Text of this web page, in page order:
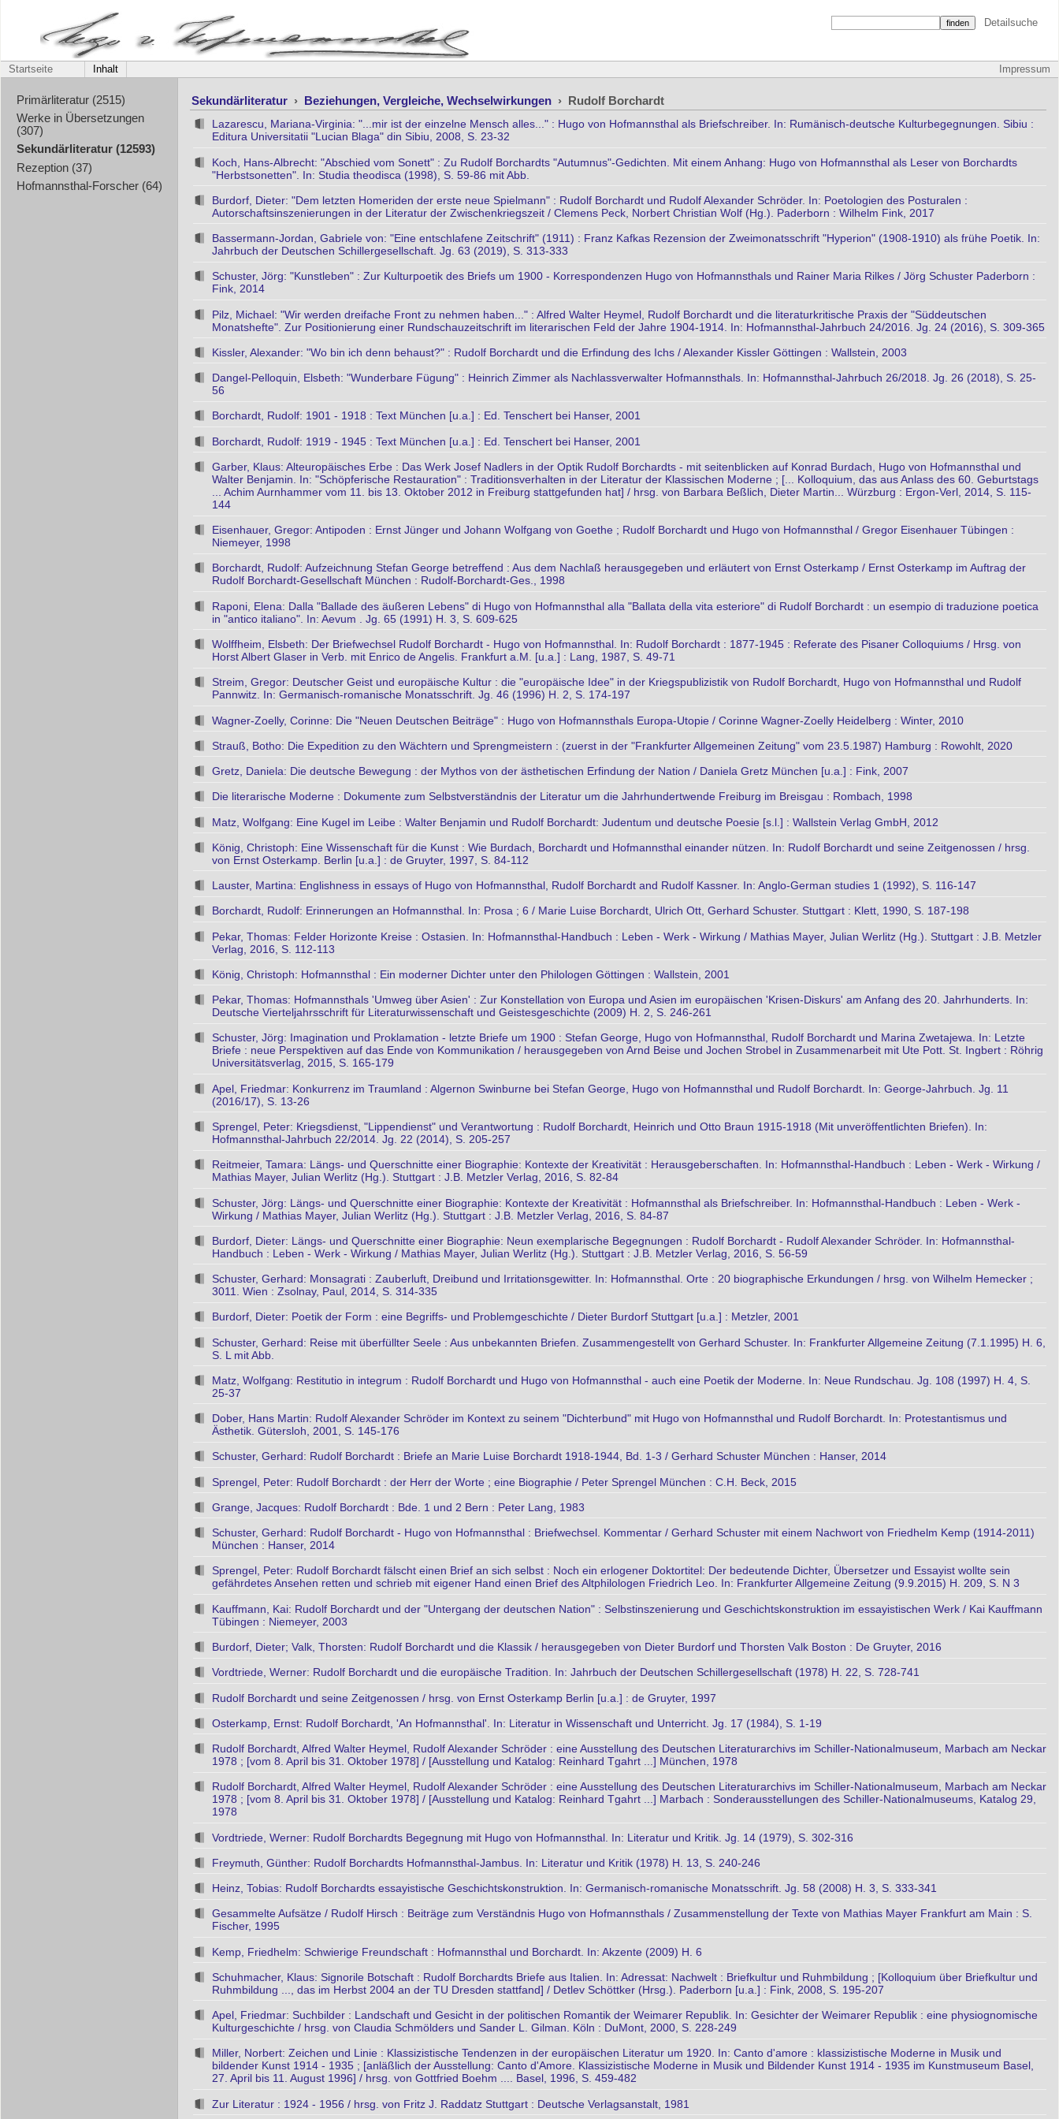
Detailsuche
Impressum
Startseite Inhalt
Primärliteratur (2515)
Werke in Übersetzungen
(307)
Sekundärliteratur (12593)
Rezeption (37)
Hofmannsthal-Forscher (64)
Sekundärliteratur › Beziehungen, Vergleiche, Wechselwirkungen › Rudolf Borchardt
Lazarescu, Mariana-Virginia: "...mir ist der einzelne Mensch alles..." : Hugo von Hofmannsthal als Briefschreiber. In: Rumänisch-deutsche Kulturbegegnungen. Sibiu :
Editura Universitatii "Lucian Blaga" din Sibiu, 2008, S. 23-32
Koch, Hans-Albrecht: "Abschied vom Sonett" : Zu Rudolf Borchardts "Autumnus"-Gedichten. Mit einem Anhang: Hugo von Hofmannsthal als Leser von Borchardts
"Herbstsonetten". In: Studia theodisca (1998), S. 59-86 mit Abb.
Burdorf, Dieter: "Dem letzten Homeriden der erste neue Spielmann" : Rudolf Borchardt und Rudolf Alexander Schröder. In: Poetologien des Posturalen :
Autorschaftsinszenierungen in der Literatur der Zwischenkriegszeit / Clemens Peck, Norbert Christian Wolf (Hg.). Paderborn : Wilhelm Fink, 2017
Bassermann-Jordan, Gabriele von: "Eine entschlafene Zeitschrift" (1911) : Franz Kafkas Rezension der Zweimonatsschrift "Hyperion" (1908-1910) als frühe Poetik. In:
Jahrbuch der Deutschen Schillergesellschaft. Jg. 63 (2019), S. 313-333
Schuster, Jörg: "Kunstleben" : Zur Kulturpoetik des Briefs um 1900 - Korrespondenzen Hugo von Hofmannsthals und Rainer Maria Rilkes / Jörg Schuster Paderborn :
Fink, 2014
Pilz, Michael: "Wir werden dreifache Front zu nehmen haben..." : Alfred Walter Heymel, Rudolf Borchardt und die literaturkritische Praxis der "Süddeutschen
Monatshefte". Zur Positionierung einer Rundschauzeitschrift im literarischen Feld der Jahre 1904-1914. In: Hofmannsthal-Jahrbuch 24/2016. Jg. 24 (2016), S. 309-365
Kissler, Alexander: "Wo bin ich denn behaust?" : Rudolf Borchardt und die Erfindung des Ichs / Alexander Kissler Göttingen : Wallstein, 2003
Dangel-Pelloquin, Elsbeth: "Wunderbare Fügung" : Heinrich Zimmer als Nachlassverwalter Hofmannsthals. In: Hofmannsthal-Jahrbuch 26/2018. Jg. 26 (2018), S. 25-
56
Borchardt, Rudolf: 1901 - 1918 : Text München [u.a.] : Ed. Tenschert bei Hanser, 2001
Borchardt, Rudolf: 1919 - 1945 : Text München [u.a.] : Ed. Tenschert bei Hanser, 2001
Garber, Klaus: Alteuropäisches Erbe : Das Werk Josef Nadlers in der Optik Rudolf Borchardts - mit seitenblicken auf Konrad Burdach, Hugo von Hofmannsthal und
Walter Benjamin. In: "Schöpferische Restauration" : Traditionsverhalten in der Literatur der Klassischen Moderne ; [... Kolloquium, das aus Anlass des 60. Geburtstags
... Achim Aurnhammer vom 11. bis 13. Oktober 2012 in Freiburg stattgefunden hat] / hrsg. von Barbara Beßlich, Dieter Martin... Würzburg : Ergon-Verl, 2014, S. 115-
144
Eisenhauer, Gregor: Antipoden : Ernst Jünger und Johann Wolfgang von Goethe ; Rudolf Borchardt und Hugo von Hofmannsthal / Gregor Eisenhauer Tübingen :
Niemeyer, 1998
Borchardt, Rudolf: Aufzeichnung Stefan George betreffend : Aus dem Nachlaß herausgegeben und erläutert von Ernst Osterkamp / Ernst Osterkamp im Auftrag der
Rudolf Borchardt-Gesellschaft München : Rudolf-Borchardt-Ges., 1998
Raponi, Elena: Dalla "Ballade des äußeren Lebens" di Hugo von Hofmannsthal alla "Ballata della vita esteriore" di Rudolf Borchardt : un esempio di traduzione poetica
in "antico italiano". In: Aevum . Jg. 65 (1991) H. 3, S. 609-625
Wolffheim, Elsbeth: Der Briefwechsel Rudolf Borchardt - Hugo von Hofmannsthal. In: Rudolf Borchardt : 1877-1945 : Referate des Pisaner Colloquiums / Hrsg. von
Horst Albert Glaser in Verb. mit Enrico de Angelis. Frankfurt a.M. [u.a.] : Lang, 1987, S. 49-71
Streim, Gregor: Deutscher Geist und europäische Kultur : die "europäische Idee" in der Kriegspublizistik von Rudolf Borchardt, Hugo von Hofmannsthal und Rudolf
Pannwitz. In: Germanisch-romanische Monatsschrift. Jg. 46 (1996) H. 2, S. 174-197
Wagner-Zoelly, Corinne: Die "Neuen Deutschen Beiträge" : Hugo von Hofmannsthals Europa-Utopie / Corinne Wagner-Zoelly Heidelberg : Winter, 2010
Strauß, Botho: Die Expedition zu den Wächtern und Sprengmeistern : (zuerst in der "Frankfurter Allgemeinen Zeitung" vom 23.5.1987) Hamburg : Rowohlt, 2020
Gretz, Daniela: Die deutsche Bewegung : der Mythos von der ästhetischen Erfindung der Nation / Daniela Gretz München [u.a.] : Fink, 2007
Die literarische Moderne : Dokumente zum Selbstverständnis der Literatur um die Jahrhundertwende Freiburg im Breisgau : Rombach, 1998
Matz, Wolfgang: Eine Kugel im Leibe : Walter Benjamin und Rudolf Borchardt: Judentum und deutsche Poesie [s.l.] : Wallstein Verlag GmbH, 2012
König, Christoph: Eine Wissenschaft für die Kunst : Wie Burdach, Borchardt und Hofmannsthal einander nützen. In: Rudolf Borchardt und seine Zeitgenossen / hrsg.
von Ernst Osterkamp. Berlin [u.a.] : de Gruyter, 1997, S. 84-112
Lauster, Martina: Englishness in essays of Hugo von Hofmannsthal, Rudolf Borchardt and Rudolf Kassner. In: Anglo-German studies 1 (1992), S. 116-147
Borchardt, Rudolf: Erinnerungen an Hofmannsthal. In: Prosa ; 6 / Marie Luise Borchardt, Ulrich Ott, Gerhard Schuster. Stuttgart : Klett, 1990, S. 187-198
Pekar, Thomas: Felder Horizonte Kreise : Ostasien. In: Hofmannsthal-Handbuch : Leben - Werk - Wirkung / Mathias Mayer, Julian Werlitz (Hg.). Stuttgart : J.B. Metzler
Verlag, 2016, S. 112-113
König, Christoph: Hofmannsthal : Ein moderner Dichter unter den Philologen Göttingen : Wallstein, 2001
Pekar, Thomas: Hofmannsthals 'Umweg über Asien' : Zur Konstellation von Europa und Asien im europäischen 'Krisen-Diskurs' am Anfang des 20. Jahrhunderts. In:
Deutsche Vierteljahrsschrift für Literaturwissenschaft und Geistesgeschichte (2009) H. 2, S. 246-261
Schuster, Jörg: Imagination und Proklamation - letzte Briefe um 1900 : Stefan George, Hugo von Hofmannsthal, Rudolf Borchardt und Marina Zwetajewa. In: Letzte
Briefe : neue Perspektiven auf das Ende von Kommunikation / herausgegeben von Arnd Beise und Jochen Strobel in Zusammenarbeit mit Ute Pott. St. Ingbert : Röhrig
Universitätsverlag, 2015, S. 165-179
Apel, Friedmar: Konkurrenz im Traumland : Algernon Swinburne bei Stefan George, Hugo von Hofmannsthal und Rudolf Borchardt. In: George-Jahrbuch. Jg. 11
(2016/17), S. 13-26
Sprengel, Peter: Kriegsdienst, "Lippendienst" und Verantwortung : Rudolf Borchardt, Heinrich und Otto Braun 1915-1918 (Mit unveröffentlichten Briefen). In:
Hofmannsthal-Jahrbuch 22/2014. Jg. 22 (2014), S. 205-257
Reitmeier, Tamara: Längs- und Querschnitte einer Biographie: Kontexte der Kreativität : Herausgeberschaften. In: Hofmannsthal-Handbuch : Leben - Werk - Wirkung /
Mathias Mayer, Julian Werlitz (Hg.). Stuttgart : J.B. Metzler Verlag, 2016, S. 82-84
Schuster, Jörg: Längs- und Querschnitte einer Biographie: Kontexte der Kreativität : Hofmannsthal als Briefschreiber. In: Hofmannsthal-Handbuch : Leben - Werk -
Wirkung / Mathias Mayer, Julian Werlitz (Hg.). Stuttgart : J.B. Metzler Verlag, 2016, S. 84-87
Burdorf, Dieter: Längs- und Querschnitte einer Biographie: Neun exemplarische Begegnungen : Rudolf Borchardt - Rudolf Alexander Schröder. In: Hofmannsthal-
Handbuch : Leben - Werk - Wirkung / Mathias Mayer, Julian Werlitz (Hg.). Stuttgart : J.B. Metzler Verlag, 2016, S. 56-59
Schuster, Gerhard: Monsagrati : Zauberluft, Dreibund und Irritationsgewitter. In: Hofmannsthal. Orte : 20 biographische Erkundungen / hrsg. von Wilhelm Hemecker ;
3011. Wien : Zsolnay, Paul, 2014, S. 314-335
Burdorf, Dieter: Poetik der Form : eine Begriffs- und Problemgeschichte / Dieter Burdorf Stuttgart [u.a.] : Metzler, 2001
Schuster, Gerhard: Reise mit überfüllter Seele : Aus unbekannten Briefen. Zusammengestellt von Gerhard Schuster. In: Frankfurter Allgemeine Zeitung (7.1.1995) H. 6,
S. L mit Abb.
Matz, Wolfgang: Restitutio in integrum : Rudolf Borchardt und Hugo von Hofmannsthal - auch eine Poetik der Moderne. In: Neue Rundschau. Jg. 108 (1997) H. 4, S.
25-37
Dober, Hans Martin: Rudolf Alexander Schröder im Kontext zu seinem "Dichterbund" mit Hugo von Hofmannsthal und Rudolf Borchardt. In: Protestantismus und
Ästhetik. Gütersloh, 2001, S. 145-176
Schuster, Gerhard: Rudolf Borchardt : Briefe an Marie Luise Borchardt 1918-1944, Bd. 1-3 / Gerhard Schuster München : Hanser, 2014
Sprengel, Peter: Rudolf Borchardt : der Herr der Worte ; eine Biographie / Peter Sprengel München : C.H. Beck, 2015
Grange, Jacques: Rudolf Borchardt : Bde. 1 und 2 Bern : Peter Lang, 1983
Schuster, Gerhard: Rudolf Borchardt - Hugo von Hofmannsthal : Briefwechsel. Kommentar / Gerhard Schuster mit einem Nachwort von Friedhelm Kemp (1914-2011)
München : Hanser, 2014
Sprengel, Peter: Rudolf Borchardt fälscht einen Brief an sich selbst : Noch ein erlogener Doktortitel: Der bedeutende Dichter, Übersetzer und Essayist wollte sein
gefährdetes Ansehen retten und schrieb mit eigener Hand einen Brief des Altphilologen Friedrich Leo. In: Frankfurter Allgemeine Zeitung (9.9.2015) H. 209, S. N 3
Kauffmann, Kai: Rudolf Borchardt und der "Untergang der deutschen Nation" : Selbstinszenierung und Geschichtskonstruktion im essayistischen Werk / Kai Kauffmann
Tübingen : Niemeyer, 2003
Burdorf, Dieter; Valk, Thorsten: Rudolf Borchardt und die Klassik / herausgegeben von Dieter Burdorf und Thorsten Valk Boston : De Gruyter, 2016
Vordtriede, Werner: Rudolf Borchardt und die europäische Tradition. In: Jahrbuch der Deutschen Schillergesellschaft (1978) H. 22, S. 728-741
Rudolf Borchardt und seine Zeitgenossen / hrsg. von Ernst Osterkamp Berlin [u.a.] : de Gruyter, 1997
Osterkamp, Ernst: Rudolf Borchardt, 'An Hofmannsthal'. In: Literatur in Wissenschaft und Unterricht. Jg. 17 (1984), S. 1-19
Rudolf Borchardt, Alfred Walter Heymel, Rudolf Alexander Schröder : eine Ausstellung des Deutschen Literaturarchivs im Schiller-Nationalmuseum, Marbach am Neckar
1978 ; [vom 8. April bis 31. Oktober 1978] / [Ausstellung und Katalog: Reinhard Tgahrt ...] München, 1978
Rudolf Borchardt, Alfred Walter Heymel, Rudolf Alexander Schröder : eine Ausstellung des Deutschen Literaturarchivs im Schiller-Nationalmuseum, Marbach am Neckar
1978 ; [vom 8. April bis 31. Oktober 1978] / [Ausstellung und Katalog: Reinhard Tgahrt ...] Marbach : Sonderausstellungen des Schiller-Nationalmuseums, Katalog 29,
1978
Vordtriede, Werner: Rudolf Borchardts Begegnung mit Hugo von Hofmannsthal. In: Literatur und Kritik. Jg. 14 (1979), S. 302-316
Freymuth, Günther: Rudolf Borchardts Hofmannsthal-Jambus. In: Literatur und Kritik (1978) H. 13, S. 240-246
Heinz, Tobias: Rudolf Borchardts essayistische Geschichtskonstruktion. In: Germanisch-romanische Monatsschrift. Jg. 58 (2008) H. 3, S. 333-341
Gesammelte Aufsätze / Rudolf Hirsch : Beiträge zum Verständnis Hugo von Hofmannsthals / Zusammenstellung der Texte von Mathias Mayer Frankfurt am Main : S.
Fischer, 1995
Kemp, Friedhelm: Schwierige Freundschaft : Hofmannsthal und Borchardt. In: Akzente (2009) H. 6
Schuhmacher, Klaus: Signorile Botschaft : Rudolf Borchardts Briefe aus Italien. In: Adressat: Nachwelt : Briefkultur und Ruhmbildung ; [Kolloquium über Briefkultur und
Ruhmbildung ..., das im Herbst 2004 an der TU Dresden stattfand] / Detlev Schöttker (Hrsg.). Paderborn [u.a.] : Fink, 2008, S. 195-207
Apel, Friedmar: Suchbilder : Landschaft und Gesicht in der politischen Romantik der Weimarer Republik. In: Gesichter der Weimarer Republik : eine physiognomische
Kulturgeschichte / hrsg. von Claudia Schmölders und Sander L. Gilman. Köln : DuMont, 2000, S. 228-249
Miller, Norbert: Zeichen und Linie : Klassizistische Tendenzen in der europäischen Literatur um 1920. In: Canto d'amore : klassizistische Moderne in Musik und
bildender Kunst 1914 - 1935 ; [anläßlich der Ausstellung: Canto d'Amore. Klassizistische Moderne in Musik und Bildender Kunst 1914 - 1935 im Kunstmuseum Basel,
27. April bis 11. August 1996] / hrsg. von Gottfried Boehm .... Basel, 1996, S. 459-482
Zur Literatur : 1924 - 1956 / hrsg. von Fritz J. Raddatz Stuttgart : Deutsche Verlagsanstalt, 1981